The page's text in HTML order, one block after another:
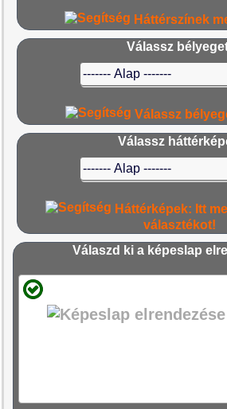
Háttérszínek
Válassz
Válassz
Válassz
Háttérképek: Itt
választékot!
Válaszd ki a képeslap